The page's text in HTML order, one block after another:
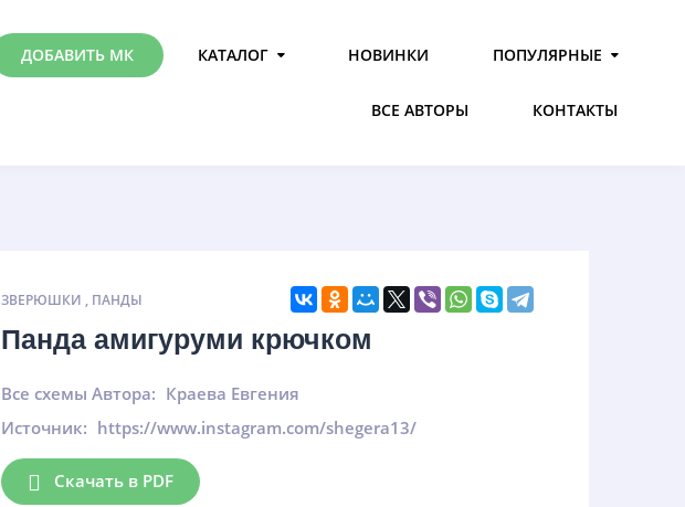
ДОБАВИТЬ МК КАТАЛОГ НОВИНКИ ПОПУЛЯРНЫЕ
ВСЕ АВТОРЫ КОНТАКТЫ
ЗВЕРЮШКИ , ПАНДЫ
Панда амигуруми крючком
Все схемы Автора: Краева Евгения
Источник: https://www.instagram.com/shegera13/
Скачать в PDF